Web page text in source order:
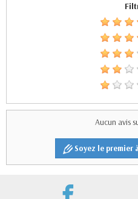
Aucun avis
Soyez le premier